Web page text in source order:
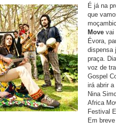
É já na
que
Move vai
Évora,
dispensa
praça.
voz de
Gospel
irá abrir
Nina
Africa
Festival
Em